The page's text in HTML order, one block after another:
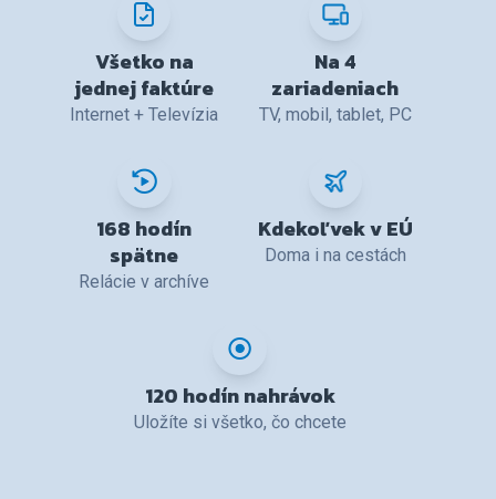
Všetko na
jednej faktúre
Internet + Televízia
Na 4
zariadeniach
TV, mobil, tablet, PC
168 hodín
spätne
Relácie v archíve
Kdekoľvek v EÚ
Doma i na cestách
120 hodín nahrávok
Uložíte si všetko, čo chcete